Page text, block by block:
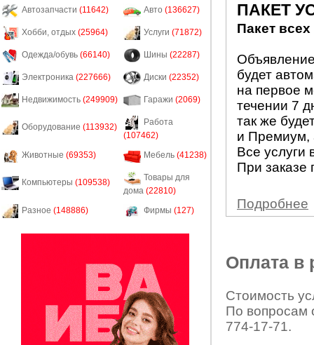
Автозапчасти (11642) Авто (136627)
Хобби, отдых (25964) Услуги (71872)
Одежда/обувь (66140) Шины (22287)
Электроника (227666) Диски (22352)
Недвижимость (249909) Гаражи (2069)
Оборудование (113932)
Работа
(107462)
Животные (69353) Мебель (41238)
Компьютеры (109538)
Товары для
дома (22810)
Разное (148886) Фирмы (127)
ПАКЕТ
Пакет
будет
на первое
течении 7
так же
и Премиум,
Все услуги
При заказе
Подробнее
Оплата в
Стоимость
По вопросам
774-17-71.